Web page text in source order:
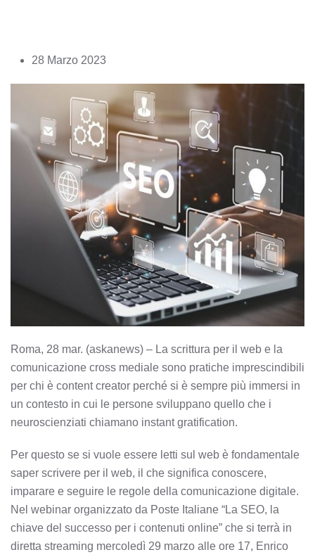
Skip 28 Marzo 2023
Roma, 28 mar. (askanews) – La scrittura per il web e la
comunicazione cross mediale sono pratiche imprescindibili
per chi è content creator perché si è sempre più immersi in
un contesto in cui le persone sviluppano quello che i
neuroscienziati chiamano instant gratification.
Per questo se si vuole essere letti sul web è fondamentale
saper scrivere per il web, il che significa conoscere,
imparare e seguire le regole della comunicazione digitale.
Nel webinar organizzato da Poste Italiane “La SEO, la
chiave del successo per i contenuti online” che si terrà in
diretta streaming mercoledì 29 marzo alle ore 17, Enrico